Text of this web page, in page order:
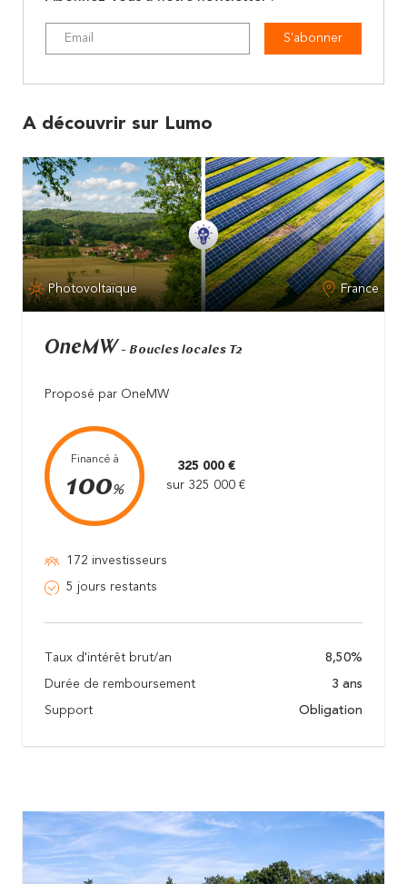
S'abonner
A découvrir sur Lumo
Photovoltaïque France
OneMW - Boucles locales T2
Proposé par OneMW
Financé à
100%
325 000 €
sur 325 000 €
172 investisseurs
5 jours restants
Taux d'intérêt brut/an 8,50%
Durée de remboursement 3 ans
Support Obligation